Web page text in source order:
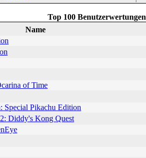
Top 100 Benutzerwertungen
Name
of Time
Special Pikachu Edition
Diddy's Kong Quest